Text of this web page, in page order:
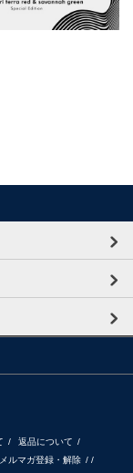
/ 返品について /
メルマガ登録・解除 / /